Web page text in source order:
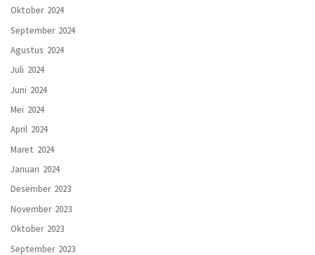
Oktober 2024
September 2024
Agustus 2024
Juli 2024
Juni 2024
Mei 2024
April 2024
Maret 2024
Januari 2024
Desember 2023
November 2023
Oktober 2023
September 2023